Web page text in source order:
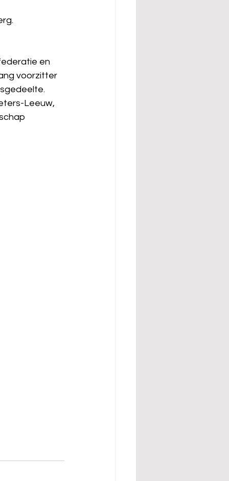
en
voorzitter
Leeuw,